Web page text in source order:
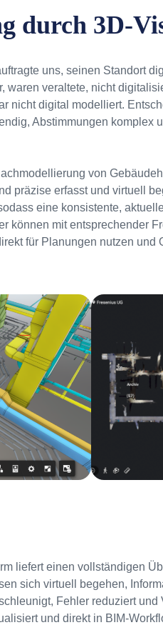
durch 3D-
uns, seinen Standort
waren veraltete, nicht
nicht digital modelliert.
Abstimmungen komplex
von
präzise erfasst und virtuell
eine konsistente,
können mit entsprechender
für Planungen nutzen
liefert einen vollständigen
sich virtuell begehen,
Fehler reduziert
und direkt in BIM-